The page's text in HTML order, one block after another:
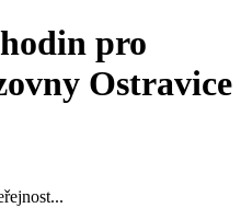
pro
Ostravice